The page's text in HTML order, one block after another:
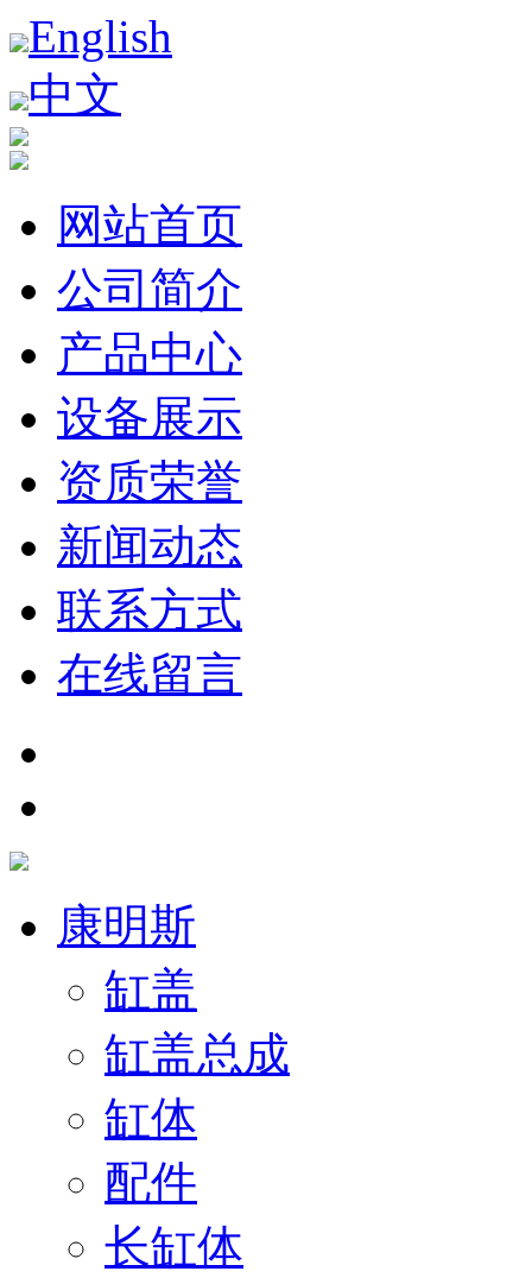
English
中文
网站首页
公司简介
产品中心
设备展示
资质荣誉
新闻动态
联系方式
在线留言
康明斯
缸盖
缸盖总成
缸体
配件
长缸体